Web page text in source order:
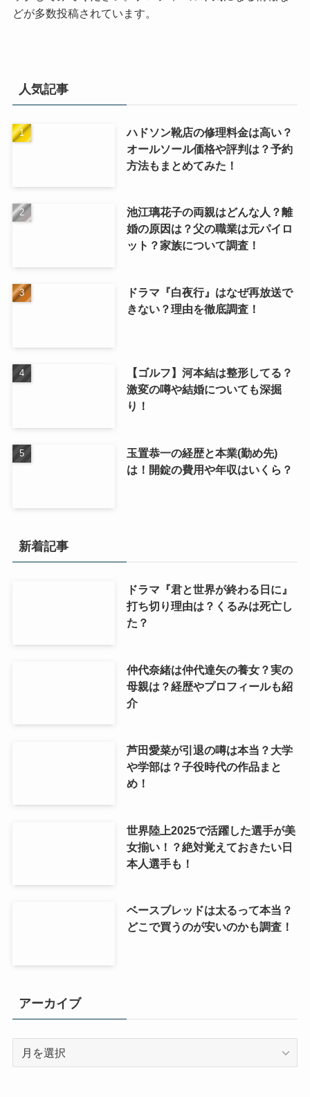
どが多数投稿されています。
人気記事
ハドソン靴店の修理料金は高い？
オールソール価格や評判は？予約
方法もまとめてみた！
池江璃花子の両親はどんな人？離
婚の原因は？父の職業は元パイロ
ット？家族について調査！
ドラマ『白夜行』はなぜ再放送で
きない？理由を徹底調査！
【ゴルフ】河本結は整形してる？
激変の噂や結婚についても深掘
り！
玉置恭一の経歴と本業(勤め先)
は！開錠の費用や年収はいくら？
新着記事
ドラマ『君と世界が終わる日に』
打ち切り理由は？くるみは死亡し
た？
仲代奈緒は仲代達矢の養女？実の
母親は？経歴やプロフィールも紹
介
芦田愛菜が引退の噂は本当？大学
や学部は？子役時代の作品まと
め！
世界陸上2025で活躍した選手が美
女揃い！？絶対覚えておきたい日
本人選手も！
ベースブレッドは太るって本当？
どこで買うのが安いのかも調査！
アーカイブ